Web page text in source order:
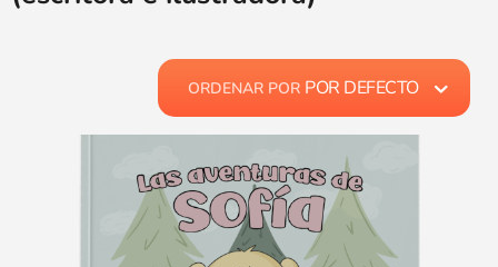
ORDENAR POR POR DEFECTO